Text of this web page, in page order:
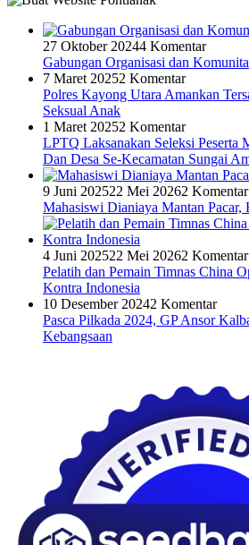
27 Oktober 20244 Komentar
Gabungan Organisasi dan
7 Maret 20252 Komentar
Polres Kayong Utara Amankan
Seksual Anak
1 Maret 20252 Komentar
LPTQ Laksanakan Seleksi Peserta
Dan Desa Se-Kecamatan Sungai
9 Juni 202522 Mei 20262 Komentar
Mahasiswi Dianiaya Mantan Pacar,
4 Juni 202522 Mei 20262 Komentar
Pelatih dan Pemain Timnas China
Kontra Indonesia
10 Desember 20242 Komentar
Pasca Pilkada 2024, GP Ansor
Kebangsaan